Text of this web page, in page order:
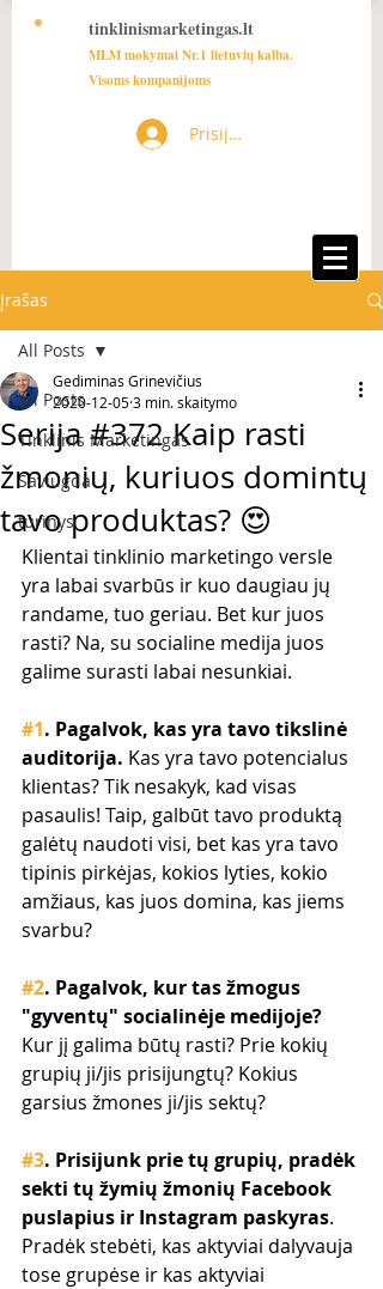
tinklinismarketingas.lt
MLM mokymai Nr.1 lietuvių kalba.
Visoms kompanijoms
Prisijungti
Įrašas
All Posts
Tinklinis Marketingas
Saviugda
turinys
All Posts
Serija #372 Kaip rasti
žmonių, kuriuos domintų
tavo produktas? 😍
Gediminas Grinevičius
2020-12-053 min. skaitymo
Klientai tinklinio marketingo versle
yra labai svarbūs ir kuo daugiau jų
randame, tuo geriau. Bet kur juos
rasti? Na, su socialine medija juos
galime surasti labai nesunkiai.
#1. Pagalvok, kas yra tavo tikslinė
auditorija. Kas yra tavo potencialus
klientas? Tik nesakyk, kad visas
pasaulis! Taip, galbūt tavo produktą
galėtų naudoti visi, bet kas yra tavo
tipinis pirkėjas, kokios lyties, kokio
amžiaus, kas juos domina, kas jiems
svarbu?
#2. Pagalvok, kur tas žmogus
"gyventų" socialinėje medijoje?
Kur jį galima būtų rasti? Prie kokių
grupių ji/jis prisijungtų? Kokius
garsius žmones ji/jis sektų?
#3. Prisijunk prie tų grupių, pradėk
sekti tų žymių žmonių Facebook
puslapius ir Instagram paskyras.
Pradėk stebėti, kas aktyviai dalyvauja
tose grupėse ir kas aktyviai